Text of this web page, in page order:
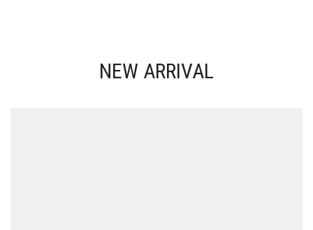
NEW ARRIVAL